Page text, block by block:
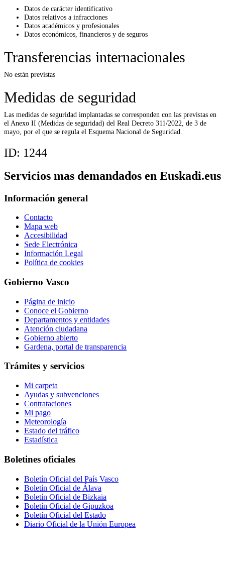
Datos de carácter identificativo
Datos relativos a infracciones
Datos académicos y profesionales
Datos económicos, financieros y de seguros
Transferencias internacionales
No están previstas
Medidas de seguridad
Las medidas de seguridad implantadas se corresponden con las previstas en
el Anexo II (Medidas de seguridad) del Real Decreto 311/2022, de 3 de
mayo, por el que se regula el Esquema Nacional de Seguridad.
ID: 1244
Servicios mas demandados en Euskadi.eus
Información general
Contacto
Mapa web
Accesibilidad
Sede Electrónica
Información Legal
Política de cookies
Gobierno Vasco
Página de inicio
Conoce el Gobierno
Departamentos y entidades
Atención ciudadana
Gobierno abierto
Gardena, portal de transparencia
Trámites y servicios
Mi carpeta
Ayudas y subvenciones
Contrataciones
Mi pago
Meteorología
Estado del tráfico
Estadística
Boletines oficiales
Boletín Oficial del País Vasco
Boletín Oficial de Álava
Boletín Oficial de Bizkaia
Boletín Oficial de Gipuzkoa
Boletín Oficial del Estado
Diario Oficial de la Unión Europea